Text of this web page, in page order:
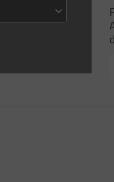
por danos
entrevista
Pedrini